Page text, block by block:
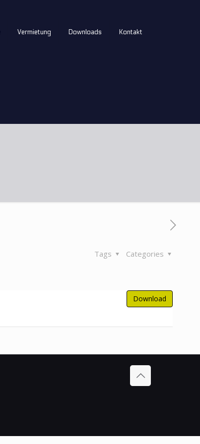
Vermietung Downloads Kontakt
Categories
Tags
Download